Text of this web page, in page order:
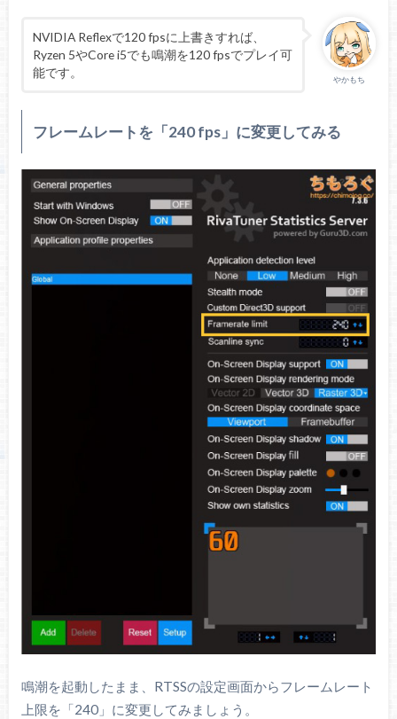
やかもち
NVIDIA Reflexで120 fpsに上書きすれば、
Ryzen 5やCore i5でも鳴潮を120 fpsでプレイ可
能です。
フレームレートを「240 fps」に変更してみる
鳴潮を起動したまま、RTSSの設定画面からフレームレート
上限を「240」に変更してみましょう。